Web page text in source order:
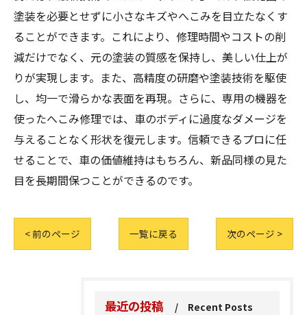
塗装を必要とせずに小さなキズやへこみを目立たなくす
ることができます。これにより、修理時間やコストの削
減だけでなく、元の塗装の質感を保持し、美しい仕上が
りが実現します。また、高精度の研磨や塗装技術を駆使
し、均一で滑らかな表面を再現。さらに、専用の機器を
使ったへこみ修理では、車のボディに過度なダメージを
与えることなく形状を復元します。信頼できるプロに任
せることで、車の価値維持はもちろん、新品同様の見た
目を長期間保つことができるのです。
< 前のページ 一覧に戻る 次のページ >
最近の投稿 Recent Posts